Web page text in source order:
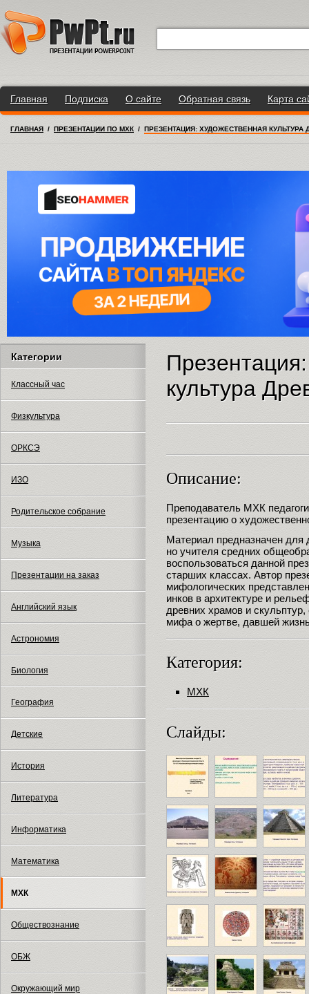
Главная Подписка О сайте Обратная связь Карта
ГЛАВНАЯ / ПРЕЗЕНТАЦИИ ПО МХК / ПРЕЗЕНТАЦИЯ: ХУДОЖЕСТВЕННАЯ КУЛЬТУРА
Категории
Классный час
Физкультура
ОРКСЭ
ИЗО
Родительское собрание
Музыка
Презентации на заказ
Английский язык
Астрономия
Биология
География
Детские
История
Литература
Информатика
Математика
МХК
Обществознание
ОБЖ
Окружающий мир
культура
Описание:
Преподаватель МХК
презентацию о
Материал предназначен
но учителя средних
воспользоваться данной
старших классах. Автор
мифологических
инков в архитектуре и
древних храмов и
мифа о жертве, давшей
Категория:
МХК
Слайды: